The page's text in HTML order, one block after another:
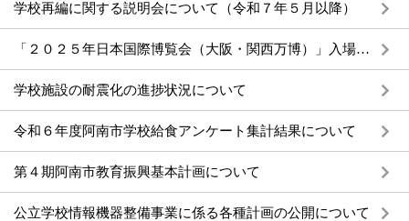
学校再編に関する説明会について（令和７年５月以降）
「２０２５年日本国際博覧会（大阪・関西万博）」入場チケット購入支援補助金について
学校施設の耐震化の進捗状況について
令和６年度阿南市学校給食アンケート集計結果について
第４期阿南市教育振興基本計画について
公立学校情報機器整備事業に係る各種計画の公開について